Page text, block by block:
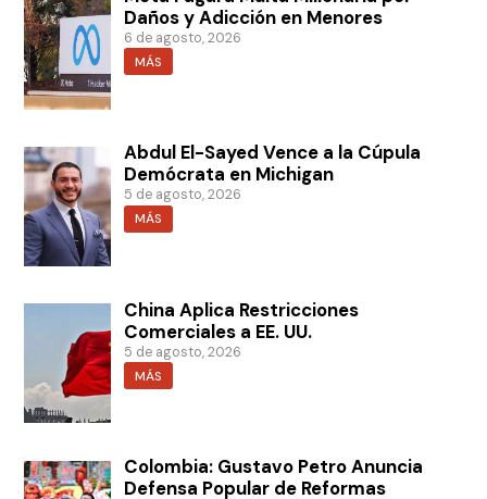
Daños y Adicción en Menores
6 de agosto, 2026
MÁS
Abdul El-Sayed Vence a la Cúpula
Demócrata en Michigan
5 de agosto, 2026
MÁS
China Aplica Restricciones
Comerciales a EE. UU.
5 de agosto, 2026
MÁS
Colombia: Gustavo Petro Anuncia
Defensa Popular de Reformas